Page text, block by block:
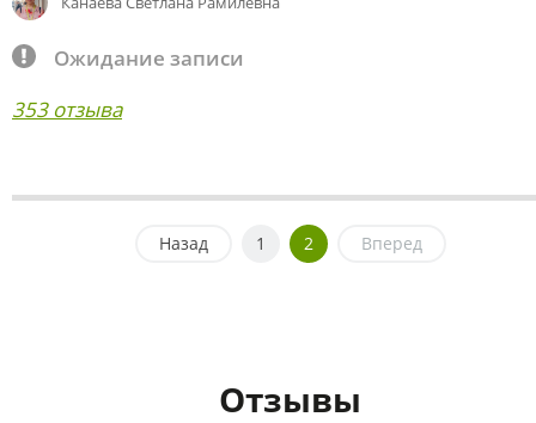
Ожидание записи
353 отзыва
Назад 1 2 Вперед
Отзывы